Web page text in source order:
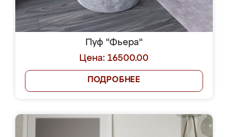
Пуф "Фьера"
Цена: 16500.00
ПОДРОБНЕЕ